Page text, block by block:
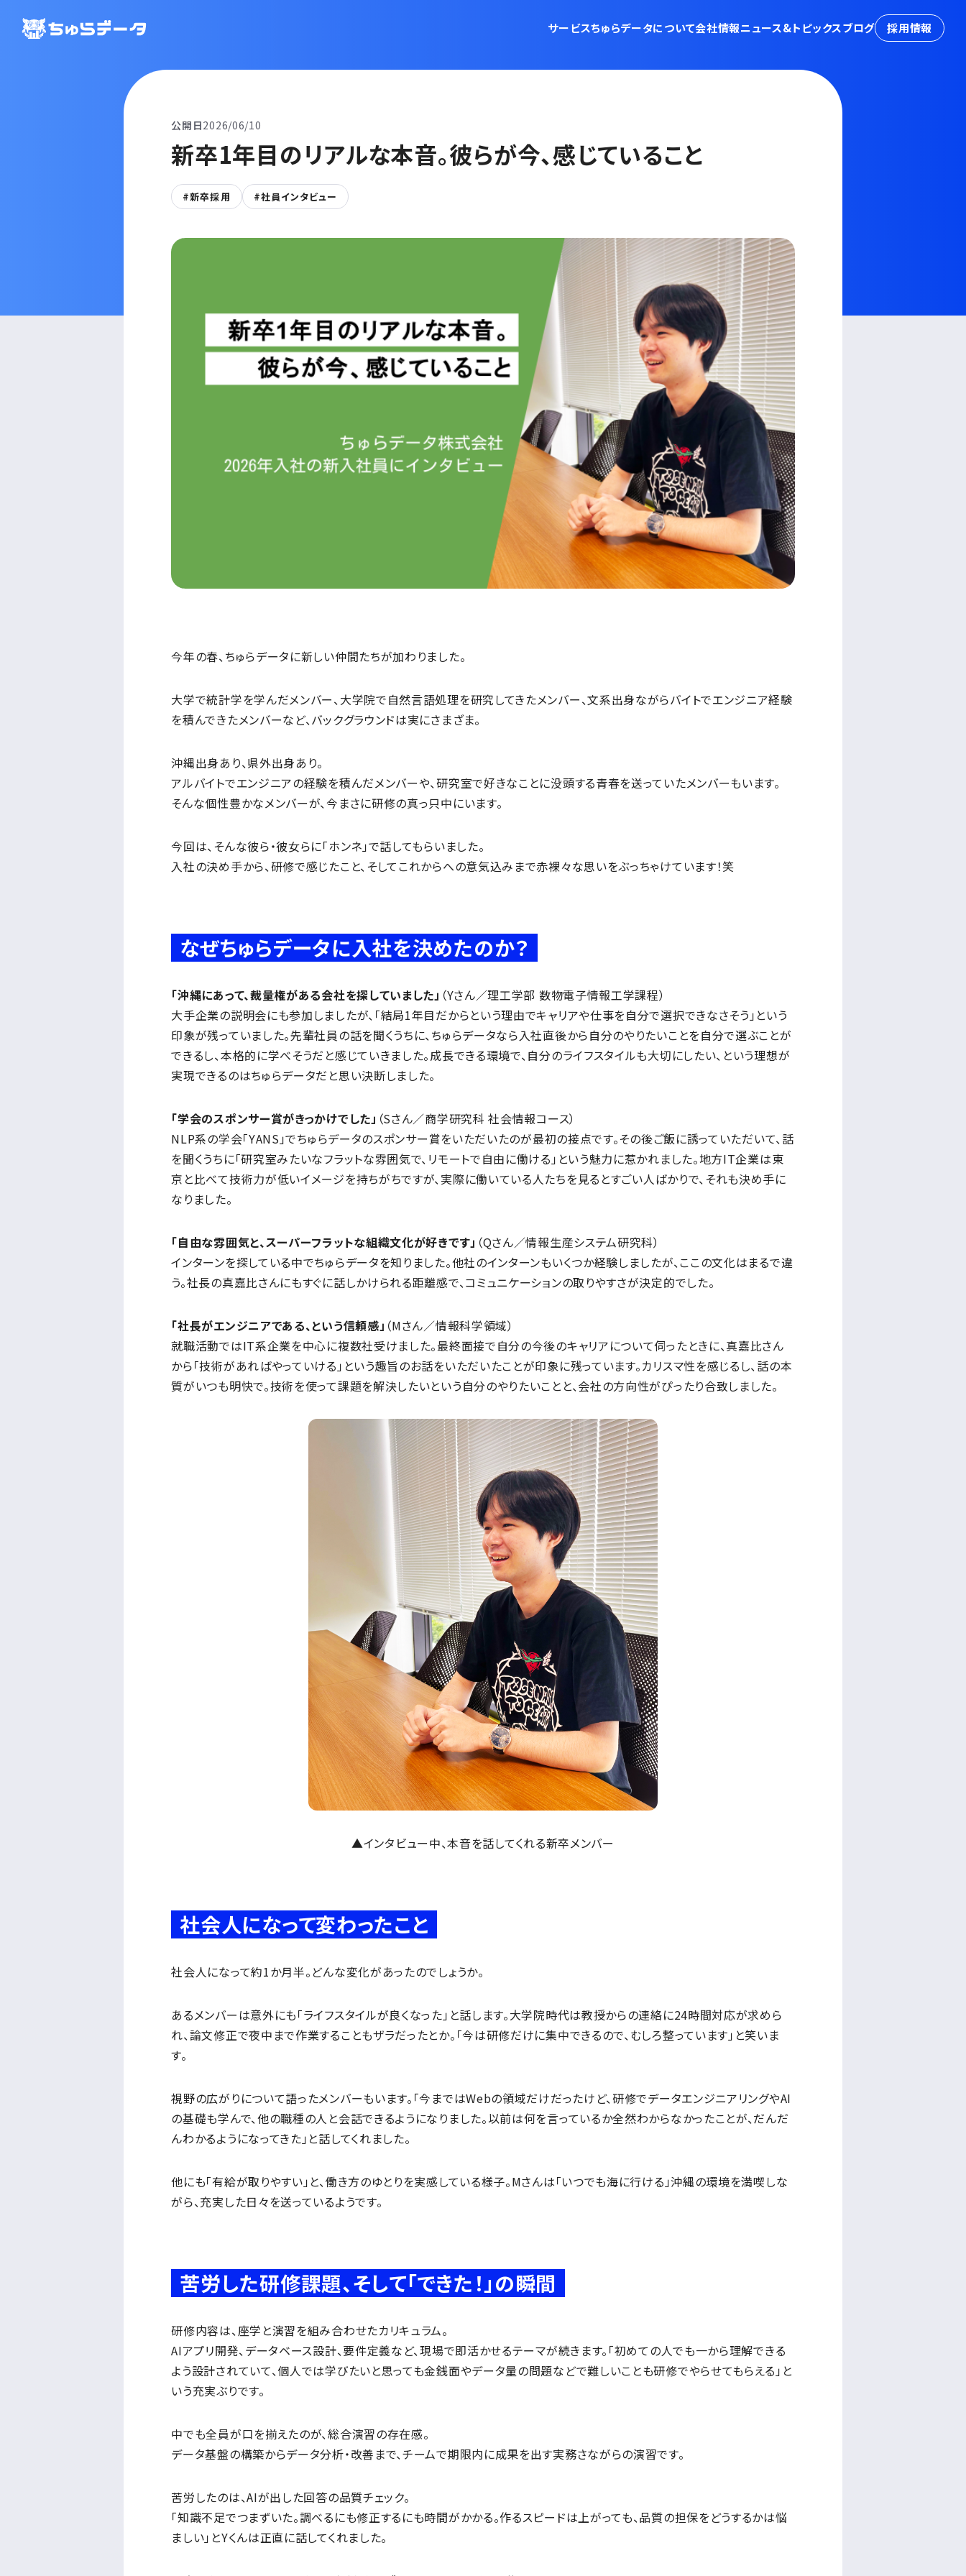
サービスちゅらデータについて会社情報ニュース&トピックスブログ 採用情報
公開日2026/06/10
新卒1年目のリアルな本音。彼らが今、感じていること
#新卒採用 #社員インタビュー
今年の春、ちゅらデータに新しい仲間たちが加わりました。
大学で統計学を学んだメンバー、大学院で自然言語処理を研究してきたメンバー、文系出身ながらバイトでエンジニア経験
を積んできたメンバーなど、バックグラウンドは実にさまざま。
沖縄出身あり、県外出身あり。
アルバイトでエンジニアの経験を積んだメンバーや、研究室で好きなことに没頭する青春を送っていたメンバーもいます。
そんな個性豊かなメンバーが、今まさに研修の真っ只中にいます。
今回は、そんな彼ら・彼女らに「ホンネ」で話してもらいました。
入社の決め手から、研修で感じたこと、そしてこれからへの意気込みまで赤裸々な思いをぶっちゃけています！笑
なぜちゅらデータに入社を決めたのか？
「沖縄にあって、裁量権がある会社を探していました」 （Yさん／理工学部 数物電子情報工学課程）
大手企業の説明会にも参加しましたが、「結局1年目だからという理由でキャリアや仕事を自分で選択できなさそう」という
印象が残っていました。先輩社員の話を聞くうちに、ちゅらデータなら入社直後から自分のやりたいことを自分で選ぶことが
できるし、本格的に学べそうだと感じていきました。成長できる環境で、自分のライフスタイルも大切にしたい、という理想が
実現できるのはちゅらデータだと思い決断しました。
「学会のスポンサー賞がきっかけでした」 （Sさん／商学研究科 社会情報コース）
NLP系の学会「YANS」でちゅらデータのスポンサー賞をいただいたのが最初の接点です。その後ご飯に誘っていただいて、話
を聞くうちに「研究室みたいなフラットな雰囲気で、リモートで自由に働ける」という魅力に惹かれました。地方IT企業は東
京と比べて技術力が低いイメージを持ちがちですが、実際に働いている人たちを見るとすごい人ばかりで、それも決め手に
なりました。
「自由な雰囲気と、スーパーフラットな組織文化が好きです」 （Qさん／情報生産システム研究科）
インターンを探している中でちゅらデータを知りました。他社のインターンもいくつか経験しましたが、ここの文化はまるで違
う。社長の真嘉比さんにもすぐに話しかけられる距離感で、コミュニケーションの取りやすさが決定的でした。
「社長がエンジニアである、という信頼感」 （Mさん／情報科学領域）
就職活動ではIT系企業を中心に複数社受けました。最終面接で自分の今後のキャリアについて伺ったときに、真嘉比さん
から「技術があればやっていける」という趣旨のお話をいただいたことが印象に残っています。カリスマ性を感じるし、話の本
質がいつも明快で。技術を使って課題を解決したいという自分のやりたいことと、会社の方向性がぴったり合致しました。
▲インタビュー中、本音を話してくれる新卒メンバー
社会人になって変わったこと
社会人になって約1か月半。どんな変化があったのでしょうか。
あるメンバーは意外にも「ライフスタイルが良くなった」と話します。大学院時代は教授からの連絡に24時間対応が求めら
れ、論文修正で夜中まで作業することもザラだったとか。「今は研修だけに集中できるので、むしろ整っています」と笑いま
す。
視野の広がりについて語ったメンバーもいます。「今まではWebの領域だけだったけど、研修でデータエンジニアリングやAI
の基礎も学んで、他の職種の人と会話できるようになりました。以前は何を言っているか全然わからなかったことが、だんだ
んわかるようになってきた」と話してくれました。
他にも「有給が取りやすい」と、働き方のゆとりを実感している様子。Mさんは「いつでも海に行ける」沖縄の環境を満喫しな
がら、充実した日々を送っているようです。
苦労した研修課題、そして「できた！」の瞬間
研修内容は、座学と演習を組み合わせたカリキュラム。
AIアプリ開発、データベース設計、要件定義など、現場で即活かせるテーマが続きます。「初めての人でも一から理解できる
よう設計されていて、個人では学びたいと思っても金銭面やデータ量の問題などで難しいことも研修でやらせてもらえる」と
いう充実ぶりです。
中でも全員が口を揃えたのが、総合演習の存在感。
データ基盤の構築からデータ分析・改善まで、チームで期限内に成果を出す実務さながらの演習です。
苦労したのは、AIが出した回答の品質チェック。
「知識不足でつまずいた。調べるにも修正するにも時間がかかる。作るスピードは上がっても、品質の担保をどうするかは悩
ましい」とYくんは正直に話してくれました。